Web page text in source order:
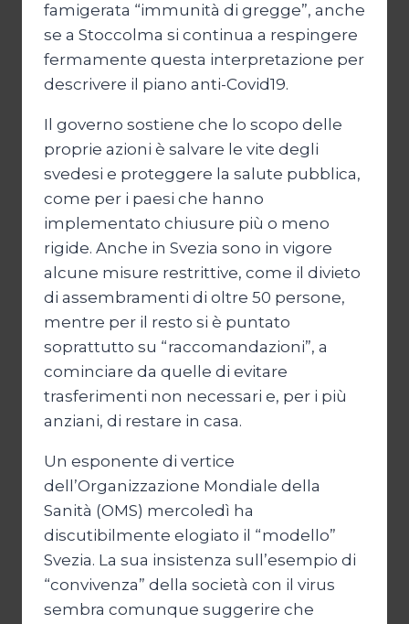
famigerata “immunità di gregge”, anche
se a Stoccolma si continua a respingere
fermamente questa interpretazione per
descrivere il piano anti-Covid19.
Il governo sostiene che lo scopo delle
proprie azioni è salvare le vite degli
svedesi e proteggere la salute pubblica,
come per i paesi che hanno
implementato chiusure più o meno
rigide. Anche in Svezia sono in vigore
alcune misure restrittive, come il divieto
di assembramenti di oltre 50 persone,
mentre per il resto si è puntato
soprattutto su “raccomandazioni”, a
cominciare da quelle di evitare
trasferimenti non necessari e, per i più
anziani, di restare in casa.
Un esponente di vertice
dell’Organizzazione Mondiale della
Sanità (OMS) mercoledì ha
discutibilmente elogiato il “modello”
Svezia. La sua insistenza sull’esempio di
“convivenza” della società con il virus
sembra comunque suggerire che